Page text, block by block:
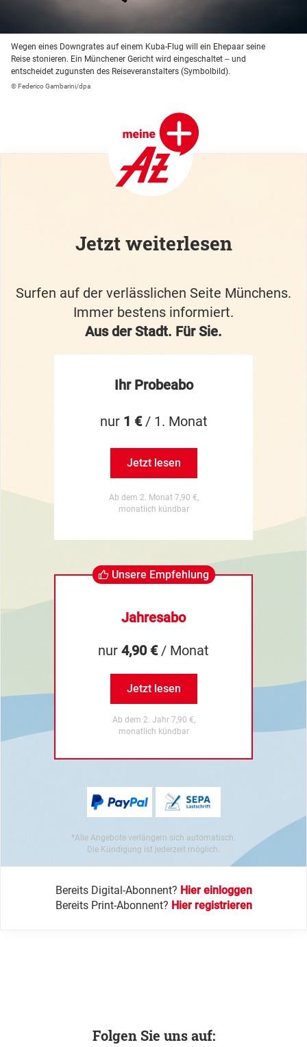
Wegen eines Downgrates auf einem Kuba-Flug will ein Ehepaar seine
Reise stonieren. Ein Münchener Gericht wird eingeschaltet ‒ und
entscheidet zugunsten des Reiseveranstalters (Symbolbild).
© Federico Gambarini/dpa
Jetzt weiterlesen
Surfen auf der verlässlichen Seite Münchens.
Immer bestens informiert.
Aus der Stadt. Für Sie.
Ihr Probeabo
nur 1 €/ 1. Monat
Jetzt lesen
Ab dem 2. Monat 7,90 €,
monatlich kündbar
Unsere Empfehlung
Jahresabo
nur 4,90 €/ Monat
Jetzt lesen
Ab dem 2. Jahr 7,90 €,
monatlich kündbar
*Alle Angebote verlängern sich automatisch.
Die Kündigung ist jederzeit möglich.
Bereits Digital-Abonnent? Hier einloggen
Bereits Print-Abonnent? Hier registrieren
Folgen Sie uns auf: